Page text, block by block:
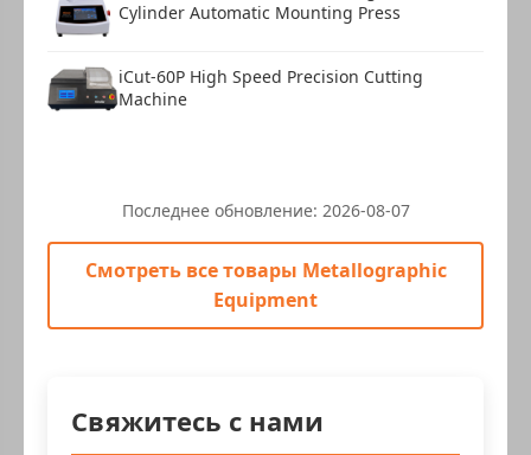
Cylinder Automatic Mounting Press
iCut-60P High Speed Precision Cutting
Machine
Последнее обновление: 2026-08-07
Смотреть все товары Metallographic
Equipment
Свяжитесь с нами